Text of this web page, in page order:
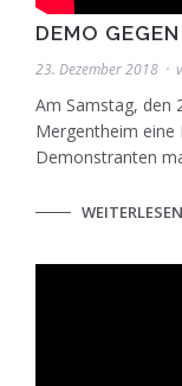
DEMO
23. Dezember 2018
Am Samstag, den
Mergentheim eine
Demonstranten
WEITERLESEN